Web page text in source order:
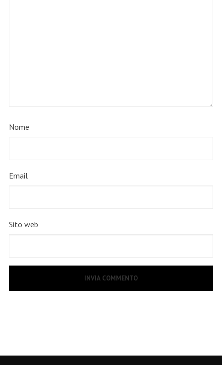
Nome
Email
Sito web